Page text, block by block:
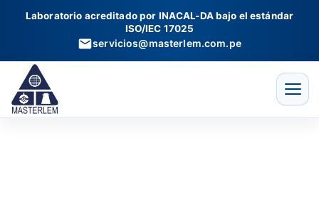
Laboratorio acreditado por INACAL-DA bajo el estándar
ISO/IEC 17025
servicios@masterlem.com.pe
cantidad